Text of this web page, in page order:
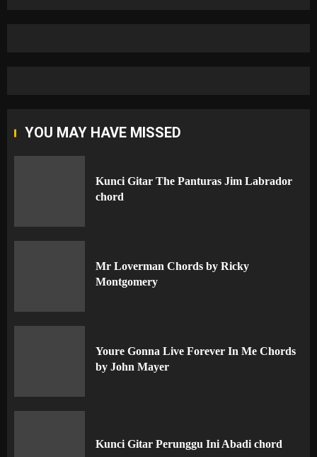
YOU MAY HAVE MISSED
Kunci Gitar The Panturas Jim Labrador
chord
Mr Loverman Chords by Ricky
Montgomery
Youre Gonna Live Forever In Me Chords
by John Mayer
Kunci Gitar Perunggu Ini Abadi chord